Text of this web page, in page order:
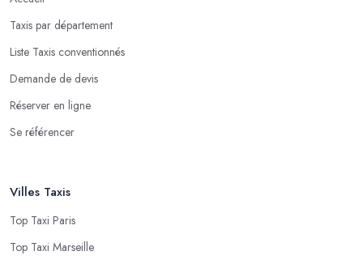
Taxis par département
Liste Taxis conventionnés
Demande de devis
Réserver en ligne
Se référencer
Villes Taxis
Top Taxi Paris
Top Taxi Marseille